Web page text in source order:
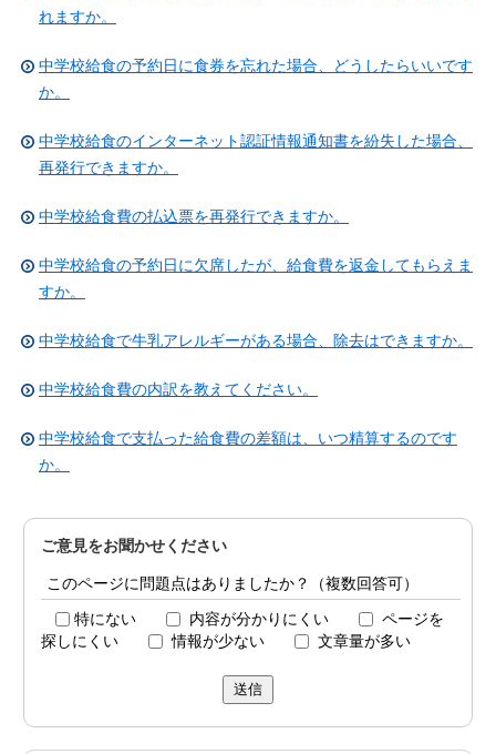
れますか。
中学校給食の予約日に食券を忘れた場合、どうしたらいいです
か。
中学校給食のインターネット認証情報通知書を紛失した場合、
再発行できますか。
中学校給食費の払込票を再発行できますか。
中学校給食の予約日に欠席したが、給食費を返金してもらえま
すか。
中学校給食で牛乳アレルギーがある場合、除去はできますか。
中学校給食費の内訳を教えてください。
中学校給食で支払った給食費の差額は、いつ精算するのです
か。
ご意見をお聞かせください
このページに問題点はありましたか？（複数回答可）
特にない 内容が分かりにくい
ページを
探しにくい
情報が少ない 文章量が多い
送信